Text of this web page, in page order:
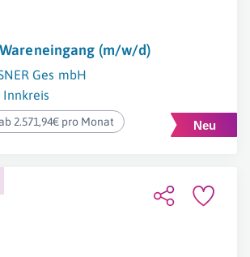
(m/w/d)
Ges mbH
2.571,94€ pro Monat